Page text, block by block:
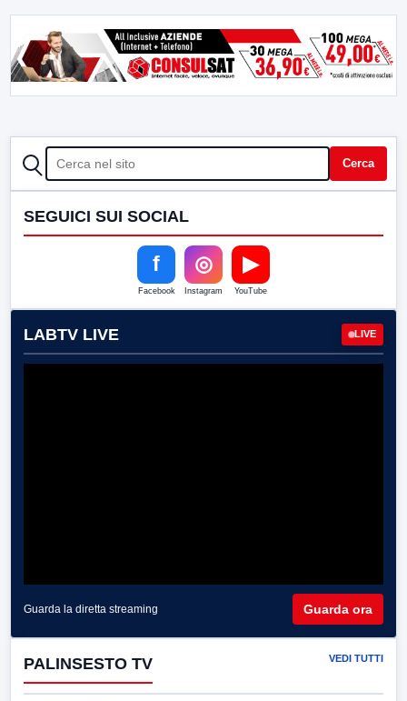
CERCA Cerca
SEGUICI SUI SOCIAL
f
Facebook
◎
Instagram
▶
YouTube
LABTV LIVE LIVE
Guarda la diretta streaming Guarda ora
PALINSESTO TV VEDI TUTTI